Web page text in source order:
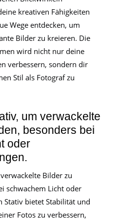
kreativen Fähigkeiten
Wege entdecken, um
Bilder zu kreieren. Die
wird nicht nur deine
verbessern, sondern dir
Stil als Fotograf zu
um verwackelte
besonders bei
oder
Bilder zu
schwachem Licht oder
Stativ bietet Stabilität und
Fotos zu verbessern,